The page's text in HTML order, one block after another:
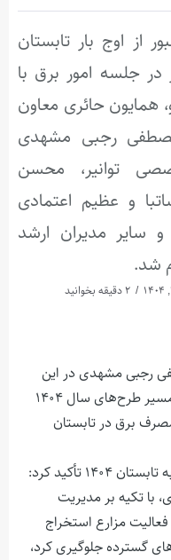
(۲) برای عبور از اوج بار تابستان
در جلسه امور برق با
همایون حائری معاون
رجبی مشهدی
توانیر، محسن
و عظیم اعتمادی
سایر مدیران ارشد
شد.
رجبی مشهدی در این
جلسه گفت: این برنامه راهبردی ادامه مسیر طرح‌های سال ۱۴۰۴
برق در تابستان
مدیرعامل شرکت توانیر با اشاره به تجربه تابستان ۱۴۰۴ تأکید کرد:
۱ در سال جاری، با تکیه بر مدیریت
مزارع استخراج
گسترده جلوگیری کرد،